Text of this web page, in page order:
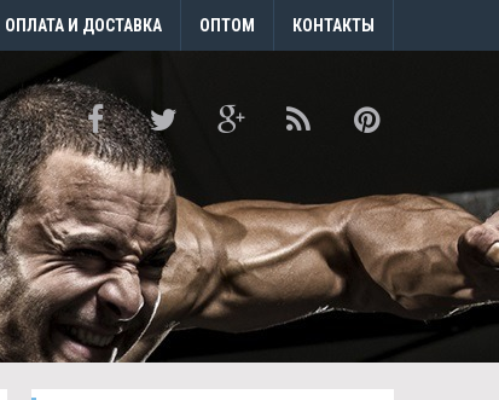
ОПЛАТА И ДОСТАВКА ОПТОМ КОНТАКТЫ